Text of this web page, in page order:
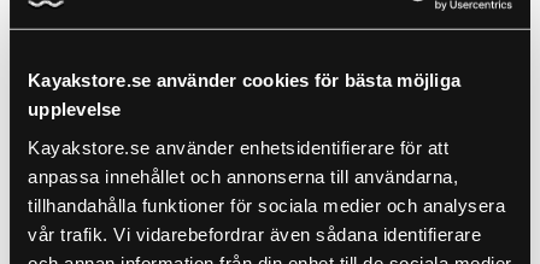
Kayakstore.se använder cookies för bästa möjliga
upplevelse
Kayakstore.se använder enhetsidentifierare för att
anpassa innehållet och annonserna till användarna,
tillhandahålla funktioner för sociala medier och analysera
vår trafik. Vi vidarebefordrar även sådana identifierare
Populärt att kombinera med detta ✨
Use the Previous and Next buttons to navigate through product
Baltic Flipper Flytväst Marin/ Röd
XS